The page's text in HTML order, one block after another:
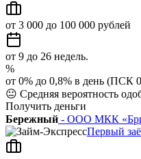
от 3 000 до 100 000 рублей
от 9 до 26 недель.
%
от 0% до 0,8% в день (ПСК
😐 Средняя вероятность
Получить деньги
Бережный - ООО МКК
Первый